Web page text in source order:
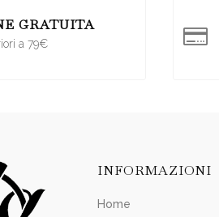
GRATUITA
a 79€ 
INFORMAZIONI
Home